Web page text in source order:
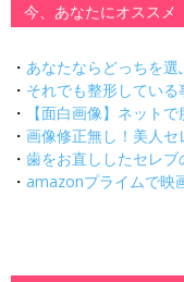
今、あなたにオススメ
・ あなたならどっちを
・ それでも整形してい
・
【面白画像】ネット
・ 画像修正無し！美人
・ 歯をお直ししたセレ
・ amazonプライムで映